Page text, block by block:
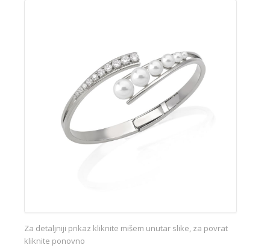
Za detaljniji prikaz kliknite mišem unutar slike, za povrat
kliknite ponovno